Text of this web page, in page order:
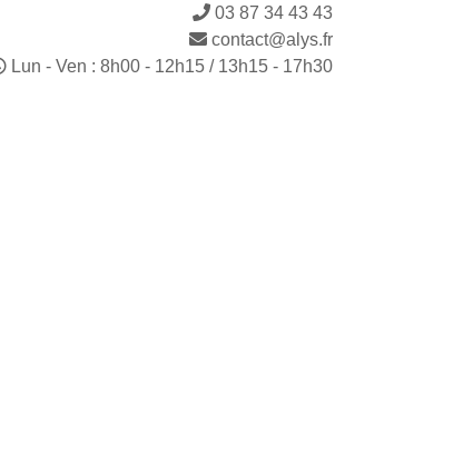
03 87 34 43 43
contact@alys.fr
Lun - Ven : 8h00 - 12h15 / 13h15 - 17h30